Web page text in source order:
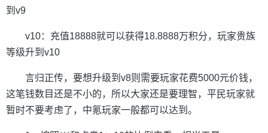
到v9
v10：充值18888就可以获得18.8888万积分，玩家贵族
等级升到v10
言归正传，要想升级到v8则需要玩家花费5000元价钱，
这笔钱数目还是不小的，所以大家还是要理智，平民玩家就
暂时不要考虑了，中氪玩家一般都可以达到。